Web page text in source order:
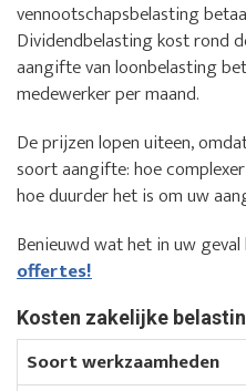
vennootschapsbelasting
Dividendbelasting kost rond
aangifte van loonbelasting
medewerker per maand.
De prijzen lopen uiteen,
soort aangifte: hoe
hoe duurder het is om uw
Benieuwd wat het in uw geval
offertes!
Kosten zakelijke
Soort werkzaamheden